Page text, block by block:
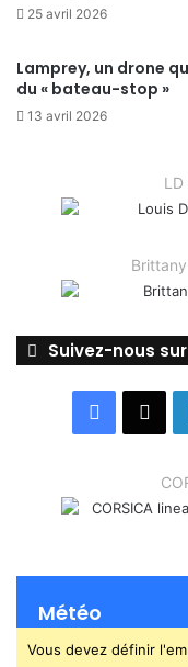
25 avril 2026
Lamprey, un drone
du « bateau-stop »
13 avril 2026
Suivez-nous sur
Météo
Vous devez définir